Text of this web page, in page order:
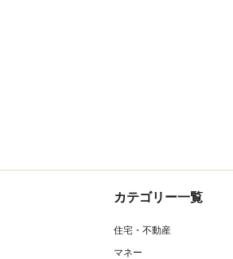
カテゴリー一覧
住宅・不動産
マネー